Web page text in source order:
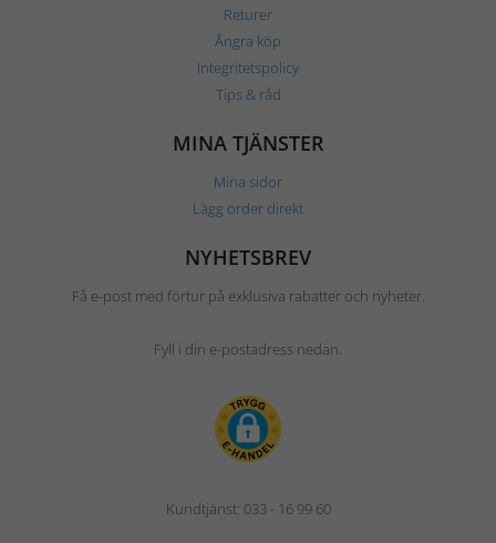
Returer
Ångra köp
Integritetspolicy
Tips & råd
MINA TJÄNSTER
Mina sidor
Lägg order direkt
NYHETSBREV
Få e-post med förtur på exklusiva rabatter och nyheter.
Fyll i din e-postadress nedan.
Kundtjänst: 033 - 16 99 60